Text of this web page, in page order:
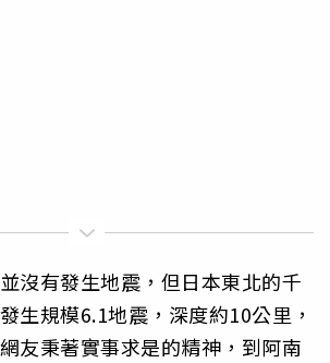
沒有發生地震，但日本東北的千
生規模6.1地震，深度約10公里，
友秉著實事求是的精神，到阿南